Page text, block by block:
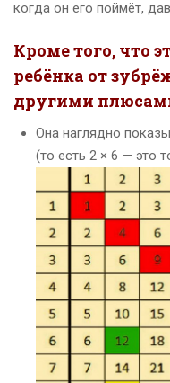
когда он его поймёт,
Кроме того, что
ребёнка от
другими
Она наглядно
(то есть 2 × 6 — это